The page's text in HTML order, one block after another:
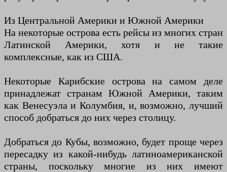
Из Центральной Америки и Южной Америки
На некоторые острова есть рейсы из многих стран
Латинской Америки, хотя и не такие
комплексные, как из США.
Некоторые Карибские острова на самом деле
принадлежат странам Южной Америки, таким
как Венесуэла и Колумбия, и, возможно, лучший
способ добраться до них через столицу.
Добраться до Кубы, возможно, будет проще через
пересадку из какой-нибудь латиноамериканской
страны, поскольку многие из них имеют